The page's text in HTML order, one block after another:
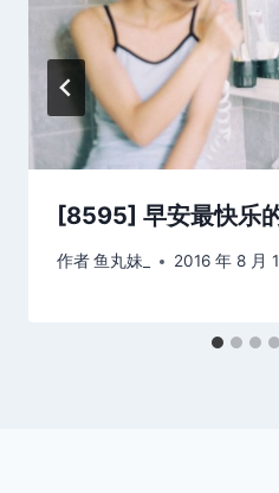
[8595] 早安最快乐
作者鱼丸妹_ 2016 年 8 月